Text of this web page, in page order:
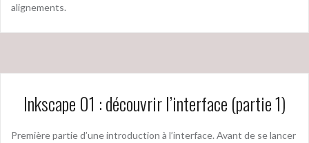
alignements.
Inkscape 01 : découvrir l’interface (partie 1)
Première partie d’une introduction à l’interface. Avant de se lancer